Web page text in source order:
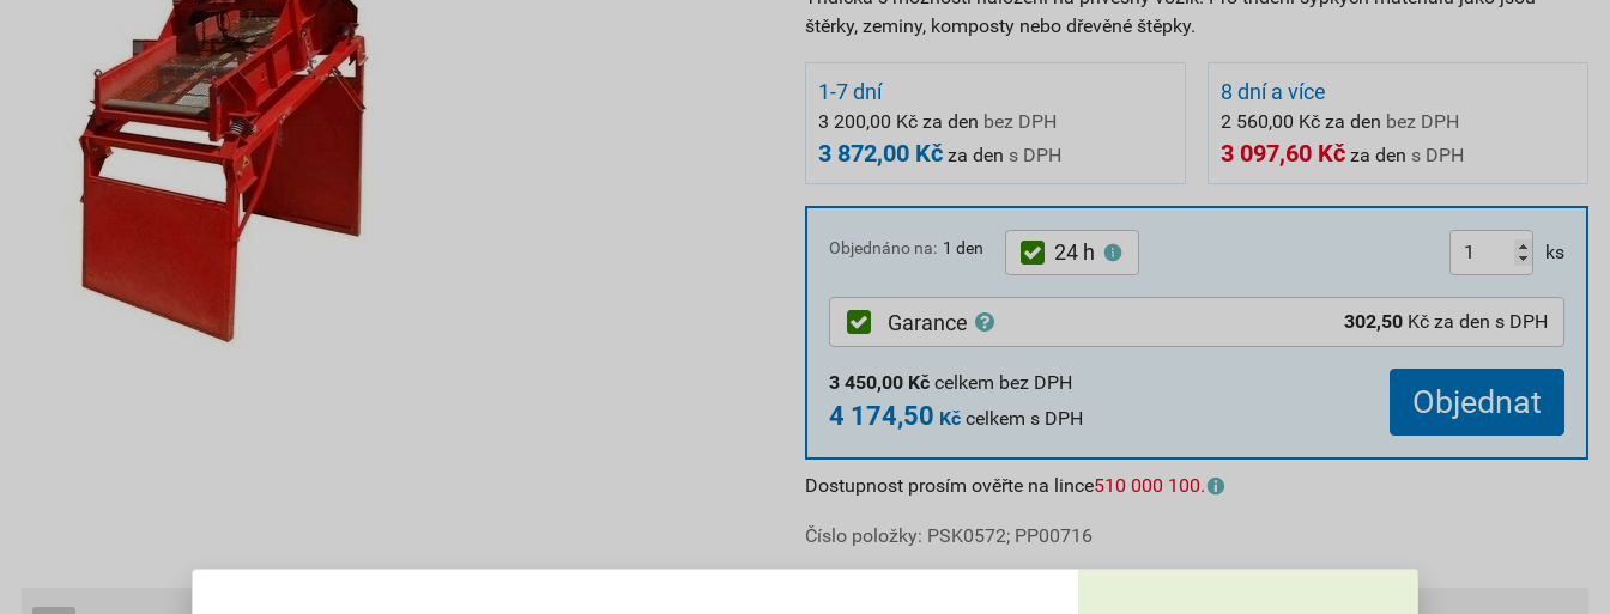
štěrky, zeminy, komposty nebo dřevěné štěpky.
1-7 dní
3 200,00 Kč za den bez DPH
3 872,00 Kč za den s DPH
8 dní a více
2 560,00 Kč za den bez DPH
3 097,60 Kč za den s DPH
Objednáno na: 1 den 24 h ks
Garance 302,50Kč za den s DPH
3 450,00 Kč celkem bez DPH
4 174,50 Kč celkem s DPH Objednat
Dostupnost prosím ověřte na lince510 000 100.
Číslo položky: PSK0572; PP00716